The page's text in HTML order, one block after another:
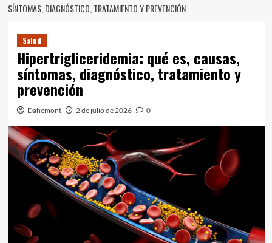
SÍNTOMAS, DIAGNÓSTICO, TRATAMIENTO Y PREVENCIÓN
Salud
Hipertrigliceridemia: qué es, causas,
síntomas, diagnóstico, tratamiento y
prevención
Dahemont 2 de julio de 2026 0